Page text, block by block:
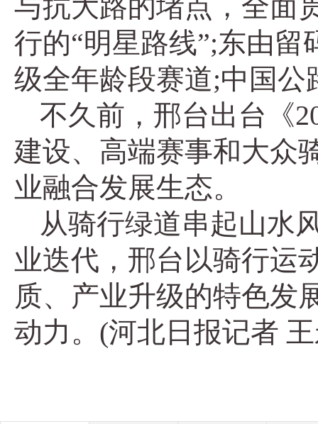
与抗大路的堵点，全面
行的“明星路线”;东由
级全年龄段赛道;中国
不久前，邢台出台《
建设、高端赛事和大众
业融合发展生态。
从骑行绿道串起山水
业迭代，邢台以骑行运
质、产业升级的特色发
动力。(河北日报记者